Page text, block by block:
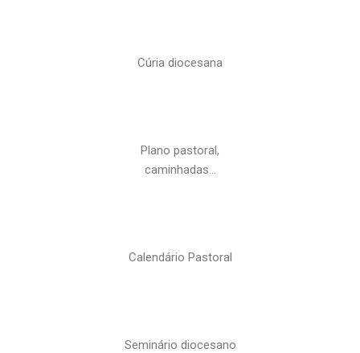
Cúria diocesana
Plano pastoral,
caminhadas…
Calendário Pastoral
Seminário diocesano